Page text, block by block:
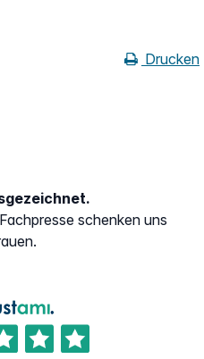
Drucken
schenken uns